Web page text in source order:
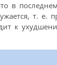
в
т. е.
к